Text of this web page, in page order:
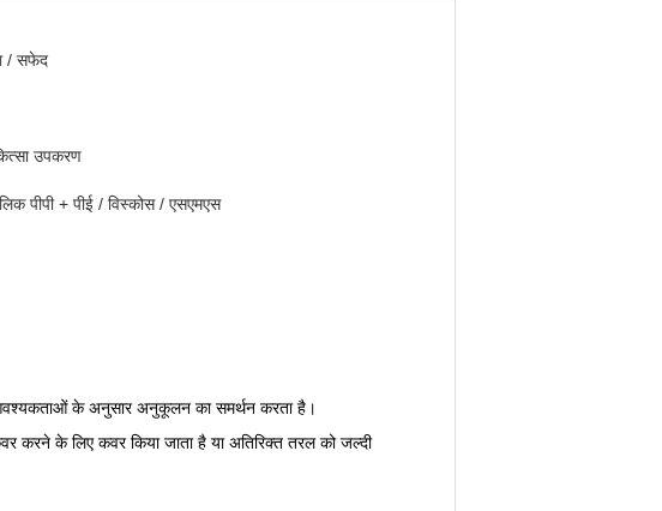
/ सफेद
उपकरण
पीपी + पीई / विस्कोस / एसएमएस
के अनुसार अनुकूलन का समर्थन करता है।
करने के लिए कवर किया जाता है या अतिरिक्त तरल को जल्दी